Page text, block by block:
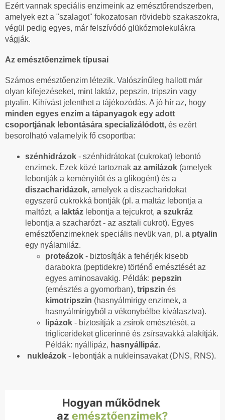
Ezért vannak speciális enzimeink az emésztőrendszerben,
amelyek ezt a "szalagot" fokozatosan rövidebb szakaszokra,
végül pedig egyes, már felszívódó glükózmolekulákra
vágják.
Az emésztőenzimek típusai
Számos emésztőenzim létezik. Valószínűleg hallott már
olyan kifejezéseket, mint laktáz, pepszin, tripszin vagy
ptyalin. Kihívást jelenthet a tájékozódás. A jó hír az, hogy
minden egyes enzim a tápanyagok egy adott
csoportjának lebontására specializálódott, és ezért
besorolható valamelyik fő csoportba:
szénhidrázok - szénhidrátokat (cukrokat) lebontó
enzimek. Ezek közé tartoznak az amilázok (amelyek
lebontják a keményítőt és a glikogént) és a
diszacharidázok, amelyek a diszacharidokat
egyszerű cukrokká bontják (pl. a maltáz lebontja a
maltózt, a laktáz lebontja a tejcukrot, a szukráz
lebontja a szacharózt - az asztali cukrot). Egyes
emésztőenzimeknek speciális nevük van, pl. a ptyalin
egy nyálamiláz.
proteázok - biztosítják a fehérjék kisebb
darabokra (peptidekre) történő emésztését az
egyes aminosavakig. Példák: pepszin
(emésztés a gyomorban), tripszin és
kimotripszin (hasnyálmirigy enzimek, a
hasnyálmirigyből a vékonybélbe kiválasztva).
lipázok - biztosítják a zsírok emésztését, a
triglicerideket glicerinné és zsírsavakká alakítják.
Példák: nyállipáz, hasnyállipáz.
nukleázok - lebontják a nukleinsavakat (DNS, RNS).